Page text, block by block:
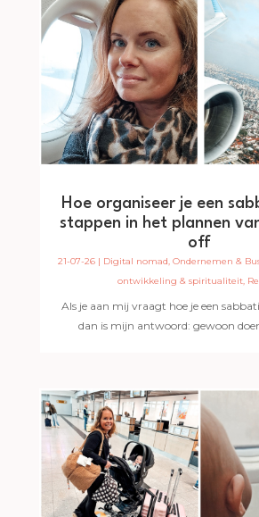
Hoe organiseer je een
stappen in het plannen
off
21-07-26| Digital nomad, Ondernemen &
ontwikkeling & spiritualiteit,
Als je aan mij vraagt hoe je een
dan is mijn antwoord: gewoon